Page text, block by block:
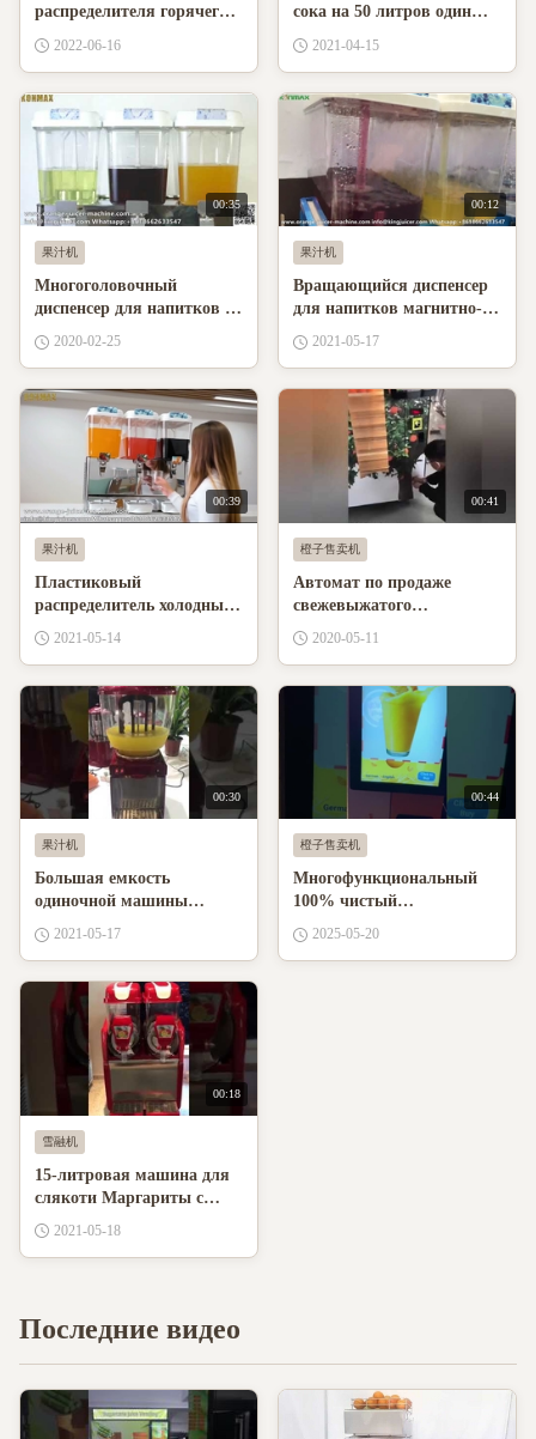
распределителя горячего
шоколада 10Л для
ресторана
2022-06-16
сока на 50 литров один
для ресторанов
2021-04-15
00:35
果汁机
Многоголовочный
диспенсер для напитков в
2020-02-25
00:12
果汁机
Вращающийся диспенсер
для напитков магнитно-
2021-05-17
00:39
果汁机
Пластиковый
распределитель холодных
напитков, управляемый
термостатом одного бака
2021-05-14
00:41
橙子售卖机
Автомат по продаже
свежевыжатого
апельсинового сока 100%
чистый, сенсорный экран
2020-05-11
00:30
果汁机
Большая емкость
одиночной машины
распределителя сока танка
анти- ржавчины
2021-05-17
00:44
橙子售卖机
Многофункциональный
100% чистый
автоматический
апельсиновый сок
2025-05-20
00:18
雪融机
15-литровая машина для
слякоти Маргариты с
вращающейся
столешницей
2021-05-18
Последние видео